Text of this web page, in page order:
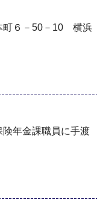
町６－50－10 横浜
年金課職員に⼿渡